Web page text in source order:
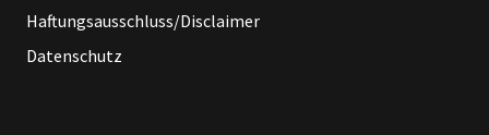
Haftungsausschluss/Disclaimer
Datenschutz